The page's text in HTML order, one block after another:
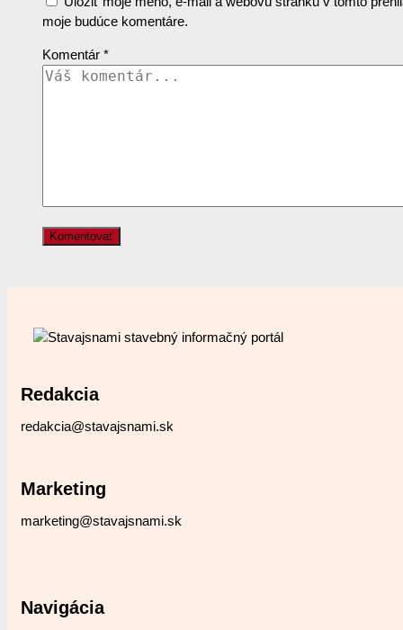
moje budúce komentáre.
Komentár *
Redakcia
redakcia@stavajsnami.sk
Marketing
marketing@stavajsnami.sk
Navigácia